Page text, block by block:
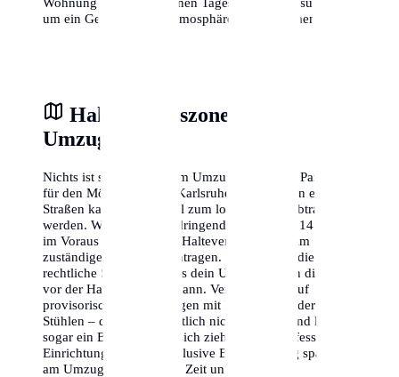
um ein Gefühl für die Atmosphäre zu bekommen.
Halteverbotszone am
Umzugstag
Nichts ist stressiger als am Umzugstag keinen Parkplatz
für den Möbelwagen in Karlsruhe zu finden. In engen
Straßen kann dies schnell zum logistischen Albtraum
werden. Wir empfehlen dringend, mindestens 14 Tage
im Voraus eine offizielle Halteverbotszone beim
zuständigen Amt zu beantragen. Dies gibt dir die
rechtliche Sicherheit, dass dein Umzugswagen direkt
vor der Haustür parken kann. Vertraue nicht auf
provisorische Absperrungen mit Flatterband oder
Stühlen – diese sind rechtlich nicht bindend und können
sogar ein Bußgeld nach sich ziehen. Eine professionelle
Einrichtung der Zone inklusive Beschilderung spart dir
am Umzugstag wertvolle Zeit und Nerven.